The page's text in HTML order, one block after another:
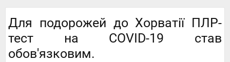
Для подорожей до Хорватії ПЛР-
тест на COVID-19 став
обов'язковим.